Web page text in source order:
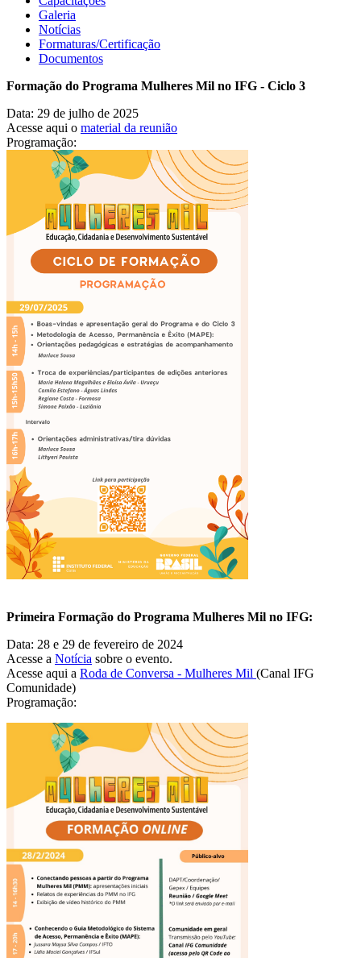
Galeria
Notícias
Formaturas/Certificação
Documentos
Formação do Programa Mulheres Mil no IFG - Ciclo 3
Data: 29 de julho de 2025
Acesse aqui o material da reunião
Programação:
Primeira Formação do Programa Mulheres Mil no IFG:
Data: 28 e 29 de fevereiro de 2024
Acesse a Notícia sobre o evento.
Acesse aqui a Roda de Conversa - Mulheres Mil (Canal IFG
Comunidade)
Programação: